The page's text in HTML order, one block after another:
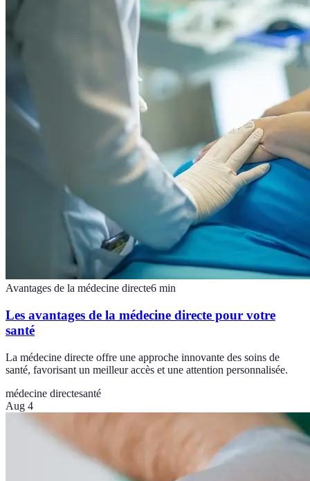
Avantages de la médecine directe6 min
Les avantages de la médecine directe pour votre
santé
La médecine directe offre une approche innovante des soins de
santé, favorisant un meilleur accès et une attention personnalisée.
médecine directesanté
Aug 4